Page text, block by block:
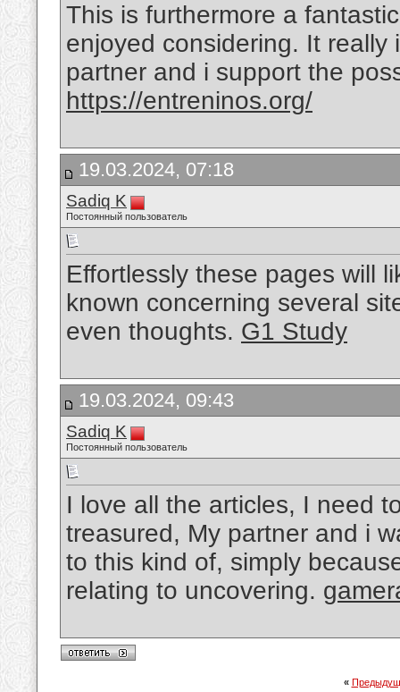
This is furthermore a
enjoyed considering. It
partner and i support the
https://entreninos.org/
19.03.2024, 07:18
Sadiq K
Постоянный пользователь
Effortlessly these pages will
known concerning several
even thoughts. G1 Study
19.03.2024, 09:43
Sadiq K
Постоянный пользователь
I love all the articles, I need
treasured, My partner and i
to this kind of, simply
relating to uncovering.
«